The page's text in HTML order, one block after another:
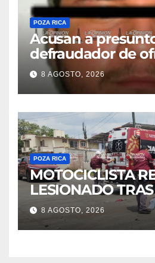
POZA RICA
Acusan a
defraudador de
de maestros
8 AGOSTO, 2026
POZA RICA
MOTOCICLISTA
LESIONADO
EN LA 27 DE
8 AGOSTO, 2026